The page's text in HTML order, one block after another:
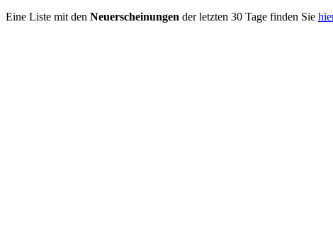
Eine Liste mit den Neuerscheinungen der letzten 30 Tage finden Sie